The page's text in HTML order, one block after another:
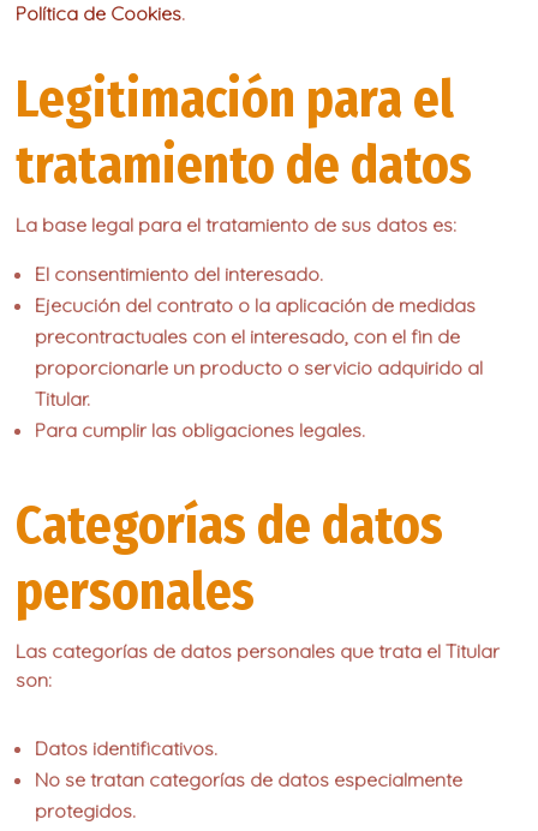
Política de Cookies.
Legitimación para el
tratamiento de datos
La base legal para el tratamiento de sus datos es:
El consentimiento del interesado.
Ejecución del contrato o la aplicación de medidas
precontractuales con el interesado, con el fin de
proporcionarle un producto o servicio adquirido al
Titular.
Para cumplir las obligaciones legales.
Categorías de datos
personales
Las categorías de datos personales que trata el Titular
son:
Datos identificativos.
No se tratan categorías de datos especialmente
protegidos.